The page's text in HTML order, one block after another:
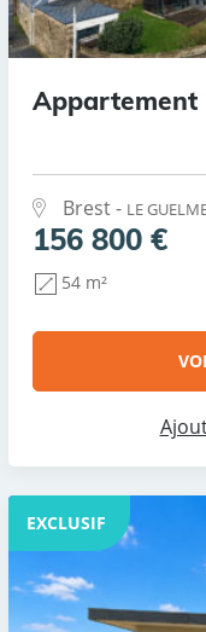
Appartement
Brest - LE
156 800 €
54 m²
EXCLUSIF